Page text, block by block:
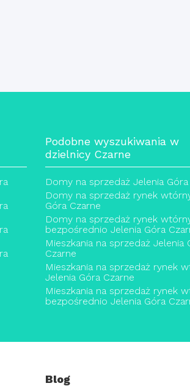
Podobne wyszukiwania w
dzielnicy Czarne
Domy na sprzedaż Jelenia Góra
Domy na sprzedaż rynek
Góra Czarne
Domy na sprzedaż rynek
bezpośrednio Jelenia Góra
Mieszkania na sprzedaż Jelenia
Czarne
Mieszkania na sprzedaż rynek
Jelenia Góra Czarne
Mieszkania na sprzedaż rynek
bezpośrednio Jelenia Góra
Blog